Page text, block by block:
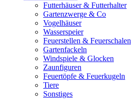
Futterhäuser & Futterhalter
Gartenzwerge & Co
Vogelhäuser
Wasserspeier
Feuerstellen & Feuerschalen
Gartenfackeln
Windspiele & Glocken
Zaunfiguren
Feuertöpfe & Feuerkugeln
Tiere
Sonstiges